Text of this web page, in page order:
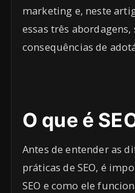
marketing e, neste
essas três
consequências de
O que é
Antes de entender as
práticas de SEO, é
SEO e como ele